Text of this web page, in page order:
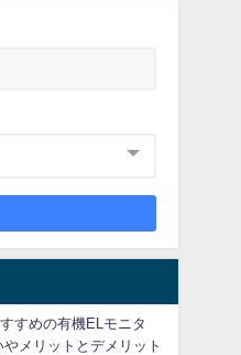
すめの有機ELモニタ
メリットとデメリット